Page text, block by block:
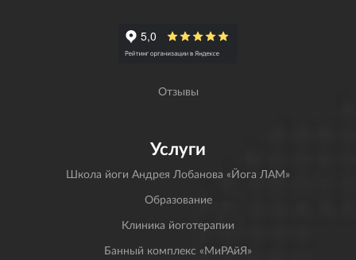
Отзывы
Услуги
Школа йоги Андрея Лобанова «Йога ЛАМ»
Образование
Клиника йоготерапии
Банный комплекс «МиРАйЯ»